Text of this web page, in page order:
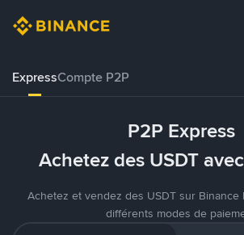
ExpressCompte P2P
P2P Express
Achetez des USDT
Achetez et vendez des USDT sur Binance
différents modes de